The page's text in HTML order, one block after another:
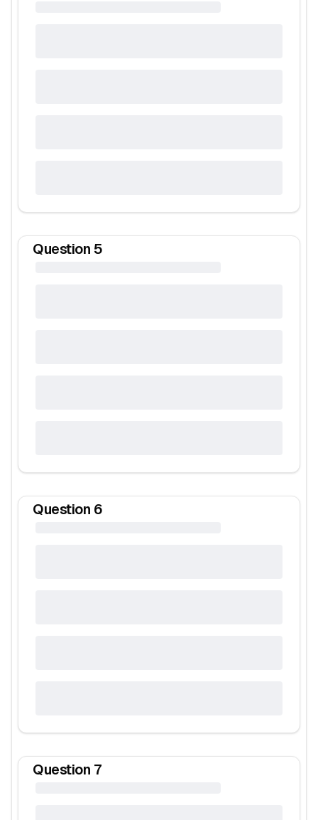
Question 5
Question 6
Question 7